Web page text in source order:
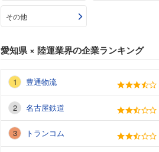
その他
愛知県× 陸運業界の企業ランキング
豊通物流
名古屋鉄道
トランコム